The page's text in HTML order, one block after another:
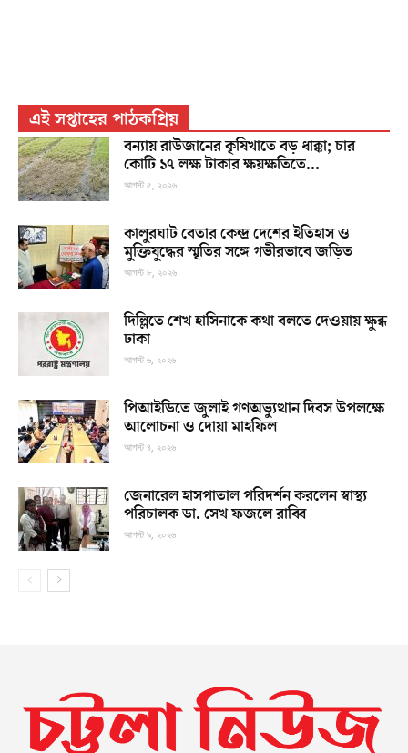
এই সপ্তাহের পাঠকপ্রিয়
বন্যায় রাউজানের কৃষিখাতে বড় ধাক্কা; চার
কোটি ১৭ লক্ষ টাকার ক্ষয়ক্ষতিতে...
আগস্ট ৫, ২০২৬
কালুরঘাট বেতার কেন্দ্র দেশের ইতিহাস ও
মুক্তিযুদ্ধের স্মৃতির সঙ্গে গভীরভাবে জড়িত
আগস্ট ৮, ২০২৬
দিল্লিতে শেখ হাসিনাকে কথা বলতে দেওয়ায় ক্ষুব্ধ
ঢাকা
আগস্ট ৬, ২০২৬
পিআইডিতে জুলাই গণঅভ্যুত্থান দিবস উপলক্ষে
আলোচনা ও দোয়া মাহফিল
আগস্ট ৪, ২০২৬
জেনারেল হাসপাতাল পরিদর্শন করলেন স্বাস্থ্য
পরিচালক ডা. সেখ ফজলে রাব্বি
আগস্ট ৯, ২০২৬